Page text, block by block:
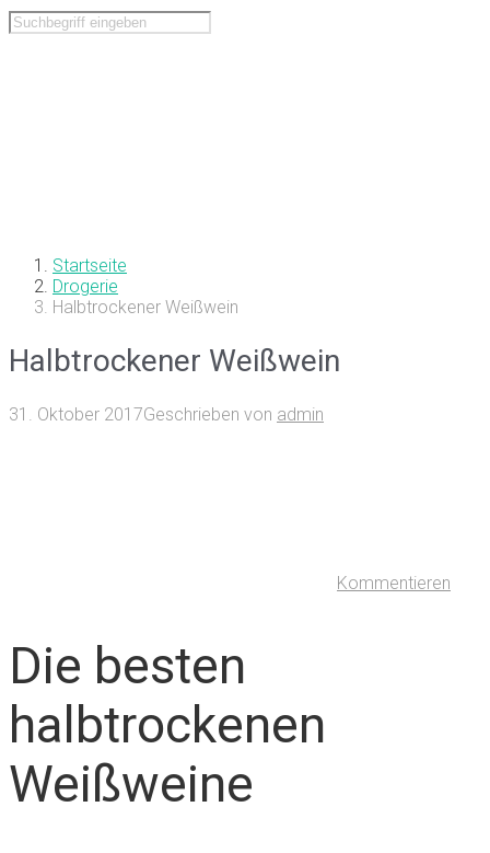
Startseite
Drogerie
Halbtrockener Weißwein
Halbtrockener Weißwein
31. Oktober 2017Geschrieben von admin
Kommentieren
Die besten
halbtrockenen
Weißweine